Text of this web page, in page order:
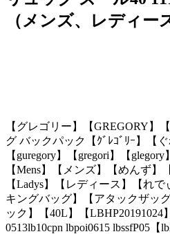
（メンズ、レディー
【グレゴリー】【GREGORY】
グ バックパック【ｸﾞﾚｺﾞﾘｰ】【ぐ
【guregory】【gregori】【
【Mens】【メンズ】【めんず】
【Ladys】【レディース】【れ
キングバッグ】【アタックザッ
ック】【40L】【LBHP20191024
0513lb10cpn lbpoi0615 lbssfP05【